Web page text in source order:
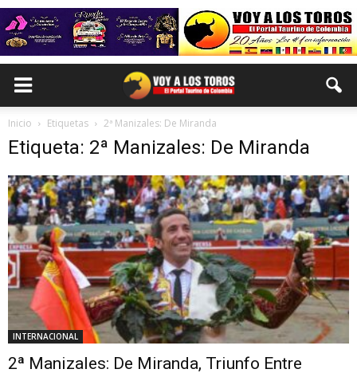
Inicio Etiquetas 2ª Manizales: De Miranda
Etiqueta: 2ª Manizales: De Miranda
INTERNACIONAL
2ª Manizales: De Miranda, Triunfo Entre